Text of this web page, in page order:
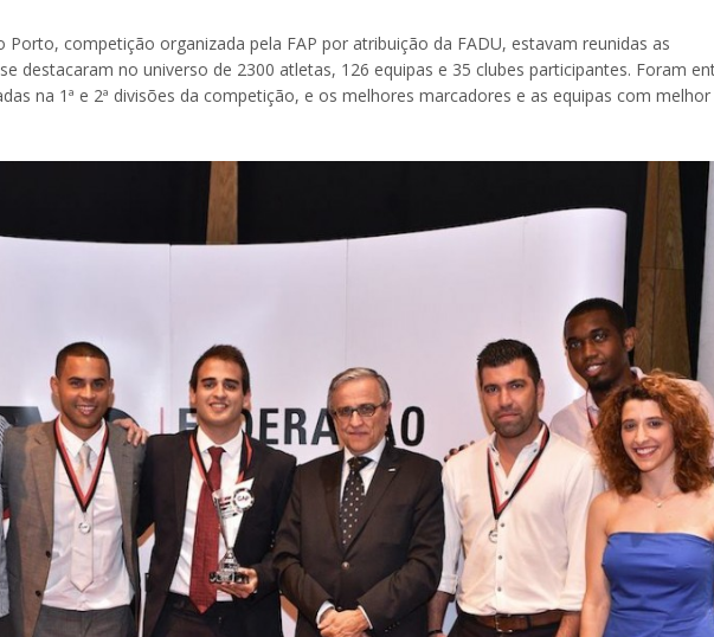
competição organizada pela FAP por atribuição da FADU, estavam reunidas as
destacaram no universo de 2300 atletas, 126 equipas e 35 clubes participantes. Foram
na 1ª e 2ª divisões da competição, e os melhores marcadores e as equipas com